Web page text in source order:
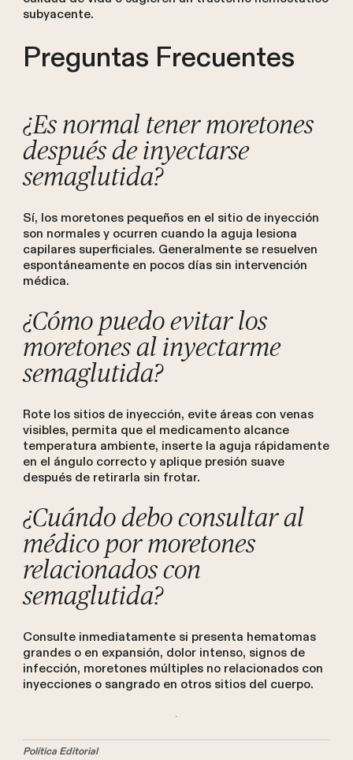
subyacente.
Preguntas Frecuentes
¿Es normal tener moretones
después de inyectarse
semaglutida?
Sí, los moretones pequeños en el sitio de inyección
son normales y ocurren cuando la aguja lesiona
capilares superficiales. Generalmente se resuelven
espontáneamente en pocos días sin intervención
médica.
¿Cómo puedo evitar los
moretones al inyectarme
semaglutida?
Rote los sitios de inyección, evite áreas con venas
visibles, permita que el medicamento alcance
temperatura ambiente, inserte la aguja rápidamente
en el ángulo correcto y aplique presión suave
después de retirarla sin frotar.
¿Cuándo debo consultar al
médico por moretones
relacionados con
semaglutida?
Consulte inmediatamente si presenta hematomas
grandes o en expansión, dolor intenso, signos de
infección, moretones múltiples no relacionados con
inyecciones o sangrado en otros sitios del cuerpo.
Política Editorial